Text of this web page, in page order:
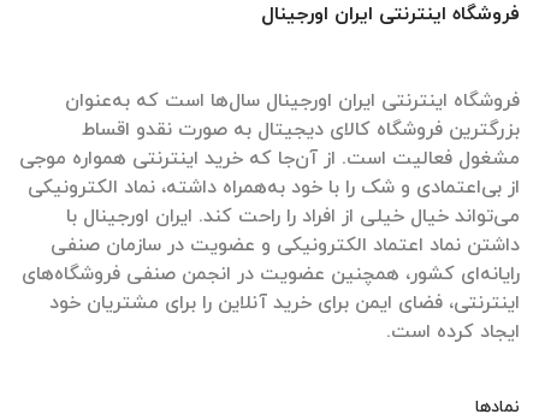
فروشگاه اینترنتی ایران اورجینال
فروشگاه اینترنتی ایران اورجینال سال‌ها است که به‌عنوان
بزرگترین فروشگاه کالای دیجیتال به صورت نقدو اقساط
مشغول فعالیت است. از آن‌جا که خرید اینترنتی همواره موجی
از بی‌اعتمادی و شک را با خود به‌همراه داشته، نماد الکترونیکی
می‌تواند خیال خیلی از افراد را راحت کند. ایران اورجینال با
داشتن نماد اعتماد الکترونیکی و عضویت در سازمان صنفی
رایانه‌ای کشور، همچنین عضویت در انجمن صنفی فروشگاه‌های
اینترنتی، فضای ایمن برای خرید آنلاین را برای مشتریان خود
ایجاد کرده است.
نمادها